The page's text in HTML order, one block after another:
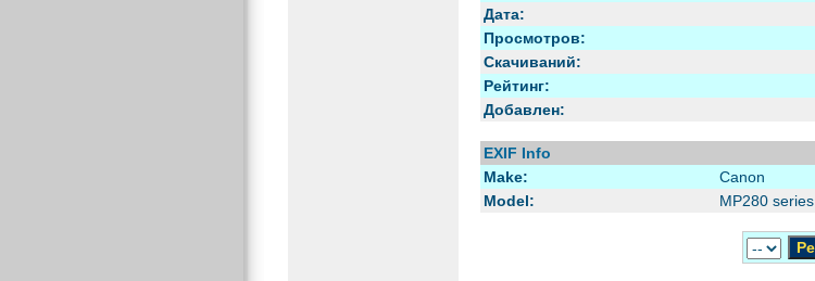
Дата:
Просмотров:
Скачиваний:
Рейтинг:
Добавлен:
EXIF Info
Make:
Canon
Model:
MP280 series